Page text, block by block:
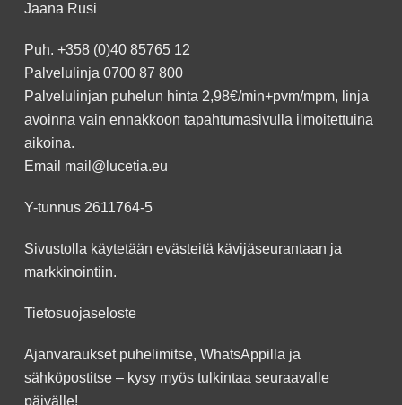
Jaana Rusi
Puh. +358 (0)40 85765 12
Palvelulinja 0700 87 800
Palvelulinjan puhelun hinta 2,98€/min+pvm/mpm, linja
avoinna vain ennakkoon tapahtumasivulla ilmoitettuina
aikoina.
Email mail@lucetia.eu
Y-tunnus 2611764-5
Sivustolla käytetään evästeitä kävijäseurantaan ja
markkinointiin.
Tietosuojaseloste
Ajanvaraukset puhelimitse, WhatsAppilla ja
sähköpostitse – kysy myös tulkintaa seuraavalle
päivälle!